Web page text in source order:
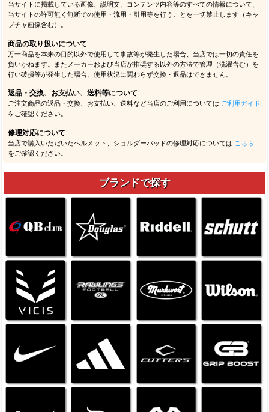
当サイトに掲載している画像、説明文、コンテンツ内容等のすべての情報について、
当サイトの許可無く無断での使用・流用・引用等を行うことを一切禁止します（キャ
プチャ画像含む）。
商品の取り扱いについて
万一商品を本来の目的以外で使用して事故等が発生した場合、当店では一切の責任を
負いかねます。またメーカーおよび当店が推奨する以外の方法で管理（洗濯含む）を
行い破損等が発生した場合、使用状況に関わらず交換・返品はできません。
返品・交換、お支払い、送料等について
ご注文商品の返品・交換、お支払い、送料など当店のご利用については ご利用ガイド
をご確認ください。
修理対応について
当店で購入いただいたヘルメット、ショルダーパッドの修理対応については こちら
をご確認ください。
ブランドで探す